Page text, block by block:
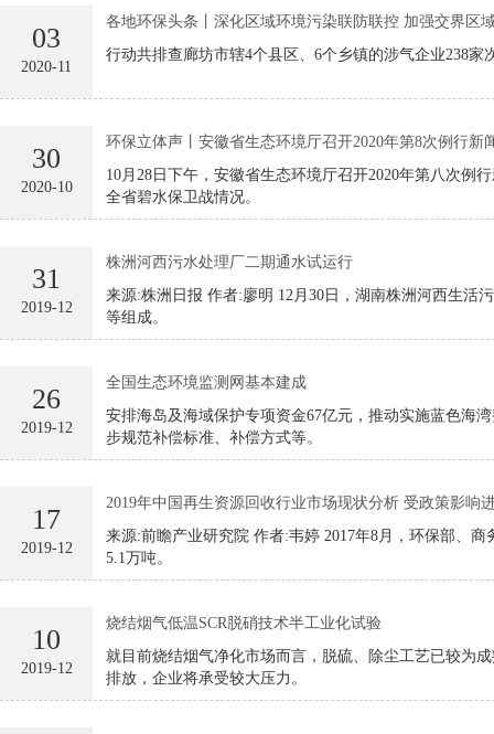
03
2020-11
各地环保头条丨深化区域环境污染联防联控 加强交界区
行动共排查廊坊市辖4个县区、6个乡镇的涉气企业238
30
2020-10
环保立体声丨安徽省生态环境厅召开2020年第8次例行新
10月28日下午，安徽省生态环境厅召开2020年第八次例
全省碧水保卫战情况。
31
2019-12
株洲河西污水处理厂二期通水试运行
来源:株洲日报 作者:廖明 12月30日，湖南株洲河西生活污水处理厂二期项目正式通水试运行。配套管网部分主要由二期项目配套管网工程、陈埠港排渍站改扩建工程及陈埠港前池
等组成。
26
2019-12
全国生态环境监测网基本建成
安排海岛及海域保护专项资金67亿元，推动实施蓝色海湾整治行动和渤海生态环境保护修复工作等
步规范补偿标准、补偿方式等。
17
2019-12
2019年中国再生资源回收行业市场现状分析 受政策影响
来源:前瞻产业研究院 作者:韦婷 2017年8月，环保部、商务部、发改委、海关总署、质检总局联合发布2017年第39号公告。受39号公告影响，2018年我国进口废塑料量直线下降，仅
5.1万吨。
10
2019-12
烧结烟气低温SCR脱硝技术半工业化试验
就目前烧结烟气净化市场而言，脱硫、除尘工艺已较为
排放，企业将承受较大压力。